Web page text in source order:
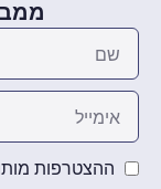
ההצטרפות